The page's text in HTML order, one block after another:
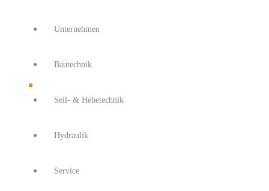
Unternehmen
Bautechnik
Seil- & Hebetechnik
Hydraulik
Service